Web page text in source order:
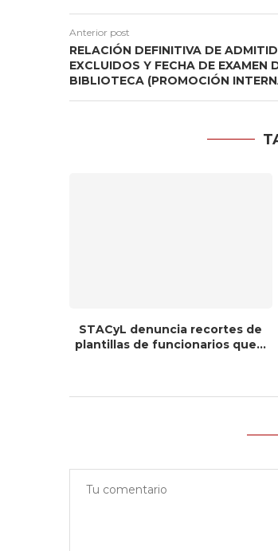
Anterior post
RELACIÓN DEFINITIVA DE
EXCLUIDOS Y FECHA DE EXAMEN
BIBLIOTECA (PROMOCIÓN
STACyL denuncia recortes de
plantillas de funcionarios que...